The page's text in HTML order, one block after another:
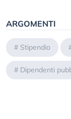
ARGOMENTI
# Stipendio
# Dipendenti